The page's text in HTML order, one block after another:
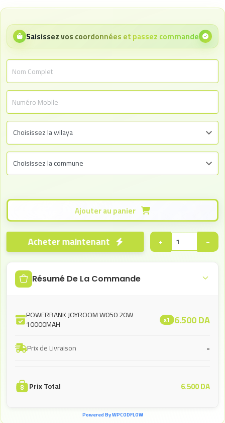
Saisissez vos coordonnées et passez commande
−
+
Acheter maintenant
Résumé De La Commande
POWERBANK JOYROOM W050 20W
10000MAH x1 6.500DA
Prix de Livraison -
Prix Total 6.500DA
Powered By WPCODFLOW